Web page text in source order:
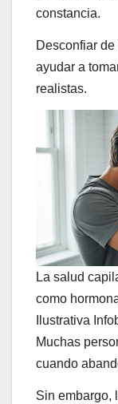
constancia.
Desconfiar
ayudar a
realistas.
La salud
como
Ilustrativa
Muchas
cuando
Sin embargo,